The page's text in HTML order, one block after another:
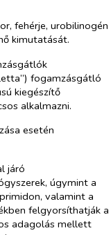
fehérje, urobilinogén
kimutatását.
fogamzásgátló
kiegészítő
alkalmazni.
esetén
járó
úgymint a
valamint a
felgyorsíthatják a
adagolás mellett